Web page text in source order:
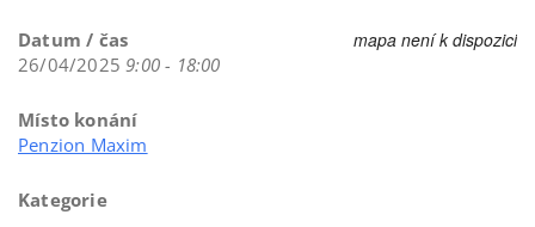
mapa není k dispozici
Datum / čas
26/04/20259:00 - 18:00
Místo konání
Penzion Maxim
Kategorie